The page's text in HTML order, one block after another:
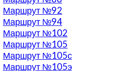
Маршрут №92
Маршрут №94
Маршрут №102
Маршрут №105
Маршрут №105с
Маршрут №105э